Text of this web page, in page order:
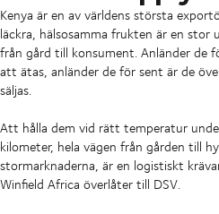
Kenya är en av världens största
läckra, hälsosamma frukten är en
från gård till konsument. Anländer de
att ätas, anländer de för sent är de
säljas.
Att hålla dem vid rätt temperatur
kilometer, hela vägen från gården till
stormarknaderna, är en logistiskt
Winfield Africa överlåter till DSV.